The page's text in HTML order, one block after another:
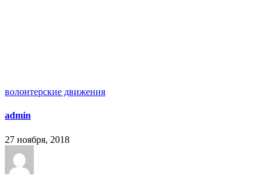
волонтерские движения
admin
27 ноября, 2018